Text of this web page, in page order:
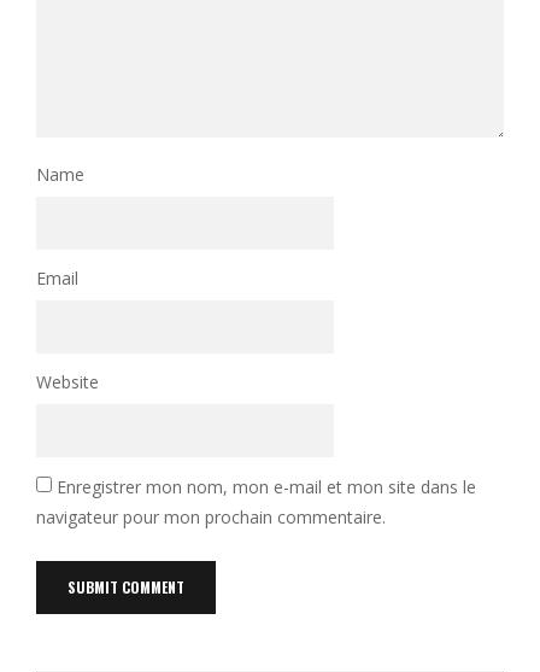
Name
Email
Website
Enregistrer mon nom, mon e-mail et mon site dans le
navigateur pour mon prochain commentaire.